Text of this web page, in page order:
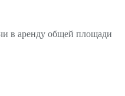
в аренду общей площади